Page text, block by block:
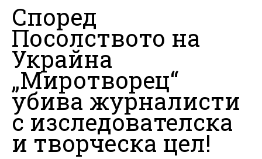
Според
Посолството на
Украйна
„Миротворец“
убива журналисти
с изследователска
и творческа цел!